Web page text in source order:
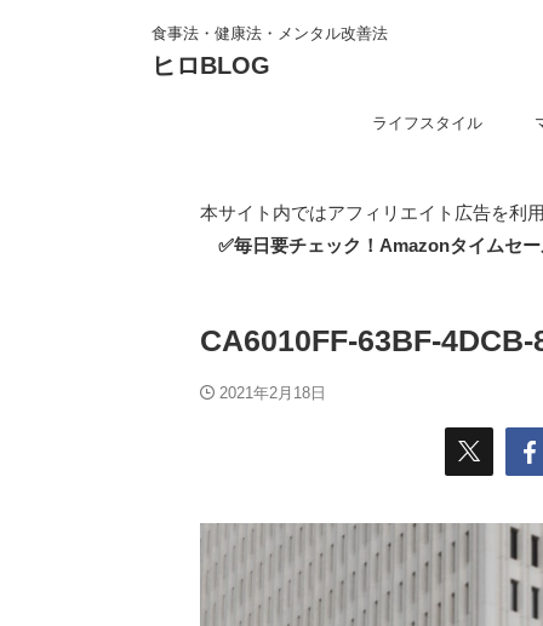
食事法・健康法・メンタル改善法
ヒロBLOG
ライフスタイル
本サイト内ではアフィリエイト広告を利
✅毎日要チェック！Amazonタイムセ
CA6010FF-63BF-
2021年2月18日